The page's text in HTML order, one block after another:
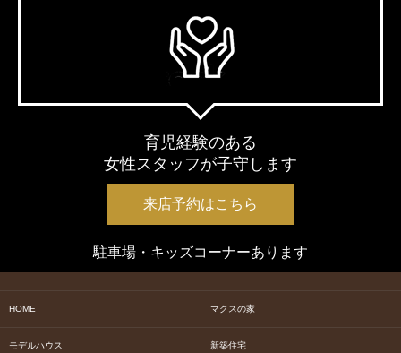
育児経験のある
女性スタッフが子守します
来店予約はこちら
駐車場・キッズコーナーあります
HOME マクスの家
モデルハウス 新築住宅